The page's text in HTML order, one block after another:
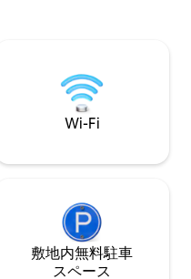
Wi-Fi
敷地内無料駐⁠車
ス⁠ペ⁠ー⁠ス